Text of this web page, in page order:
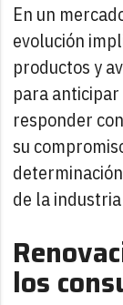
En un
evolución
productos y
para
responder
su
de la
los